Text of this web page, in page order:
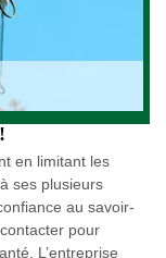
en limitant les
ses plusieurs
au savoir-
pour
L’entreprise